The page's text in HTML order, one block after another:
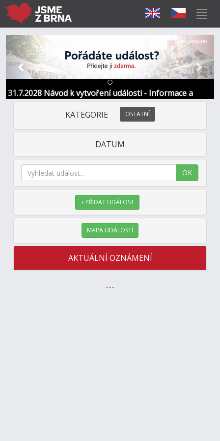
31.7.2028 Návod k vytvoření události - Informace a
kontakt
Předchozí Další
Sponzorováno
KATEGORIE OSTATNÍ
DATUM
OK
+ PŘIDAT UDÁLOST
MAPA UDÁLOSTÍ
AKTUÁLNÍ OZNÁMENÍ
---